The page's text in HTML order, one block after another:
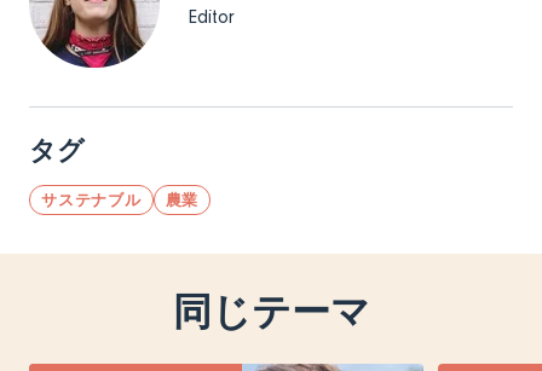
Editor
タグ
サステナブル 農業
同じテーマ